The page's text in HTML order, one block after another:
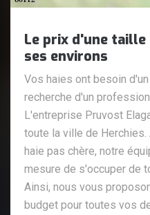
Le prix d'une taille
ses environs
Vos haies ont besoin
recherche d'un
L'entreprise Pruvost
toute la ville de
haie pas chère, notre
mesure de s'occuper de
Ainsi, nous vous
budget pour toutes vos